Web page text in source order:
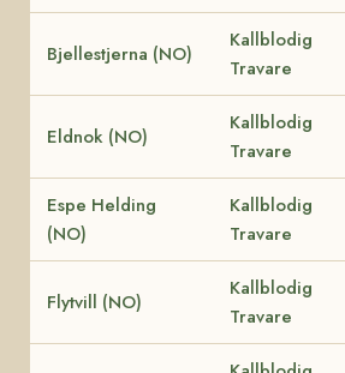
Bjellestjerna (NO)
Kallblodig
Travare
Eldnok (NO)
Kallblodig
Travare
Espe Helding
(NO)
Kallblodig
Travare
Flytvill (NO)
Kallblodig
Travare